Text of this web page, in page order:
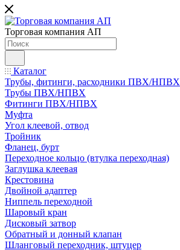
Торговая компания АП
Каталог
Трубы, фитинги, расходники ПВХ/НПВХ
Трубы ПВХ/НПВХ
Фитинги ПВХ/НПВХ
Муфта
Угол клеевой, отвод
Тройник
Фланец, бурт
Переходное кольцо (втулка переходная)
Заглушка клеевая
Крестовина
Двойной адаптер
Ниппель переходной
Шаровый кран
Дисковый затвор
Обратный и донный клапан
Шланговый переходник, штуцер